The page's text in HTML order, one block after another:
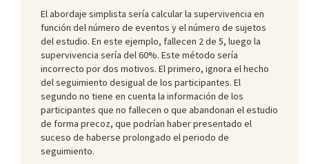
El abordaje simplista sería calcular la supervivencia en
función del número de eventos y el número de sujetos
del estudio. En este ejemplo, fallecen 2 de 5, luego la
supervivencia sería del 60%. Este método sería
incorrecto por dos motivos. El primero, ignora el hecho
del seguimiento desigual de los participantes. El
segundo no tiene en cuenta la información de los
participantes que no fallecen o que abandonan el estudio
de forma precoz, que podrían haber presentado el
suceso de haberse prolongado el periodo de
seguimiento.